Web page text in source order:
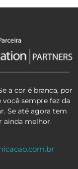
a cor é branca, por
sempre fez da
Se até agora tem
ainda melhor.